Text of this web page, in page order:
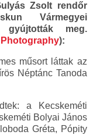
Zsolt rendőr
Vármegyei
gyújtották meg.
Photography):
műsort láttak az
Néptánc Tanoda
a Kecskeméti
Bolyai János
Gréta, Pópity